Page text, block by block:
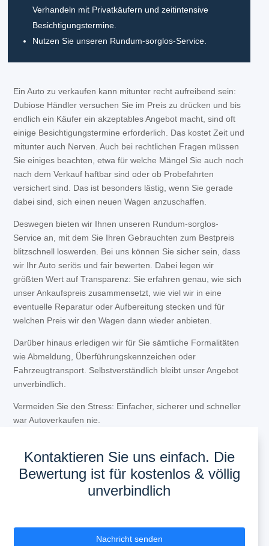
Verhandeln mit Privatkäufern und zeitintensive
Besichtigungstermine.
Nutzen Sie unseren Rundum-sorglos-Service.
Ein Auto zu verkaufen kann mitunter recht aufreibend sein:
Dubiose Händler versuchen Sie im Preis zu drücken und bis
endlich ein Käufer ein akzeptables Angebot macht, sind oft
einige Besichtigungstermine erforderlich. Das kostet Zeit und
mitunter auch Nerven. Auch bei rechtlichen Fragen müssen
Sie einiges beachten, etwa für welche Mängel Sie auch noch
nach dem Verkauf haftbar sind oder ob Probefahrten
versichert sind. Das ist besonders lästig, wenn Sie gerade
dabei sind, sich einen neuen Wagen anzuschaffen.
Deswegen bieten wir Ihnen unseren Rundum-sorglos-
Service an, mit dem Sie Ihren Gebrauchten zum Bestpreis
blitzschnell loswerden. Bei uns können Sie sicher sein, dass
wir Ihr Auto seriös und fair bewerten. Dabei legen wir
größten Wert auf Transparenz: Sie erfahren genau, wie sich
unser Ankaufspreis zusammensetzt, wie viel wir in eine
eventuelle Reparatur oder Aufbereitung stecken und für
welchen Preis wir den Wagen dann wieder anbieten.
Darüber hinaus erledigen wir für Sie sämtliche Formalitäten
wie Abmeldung, Überführungskennzeichen oder
Fahrzeugtransport. Selbstverständlich bleibt unser Angebot
unverbindlich.
Vermeiden Sie den Stress: Einfacher, sicherer und schneller
war Autoverkaufen nie.
Kontaktieren Sie uns einfach. Die
Bewertung ist für kostenlos & völlig
unverbindlich
Nachricht senden